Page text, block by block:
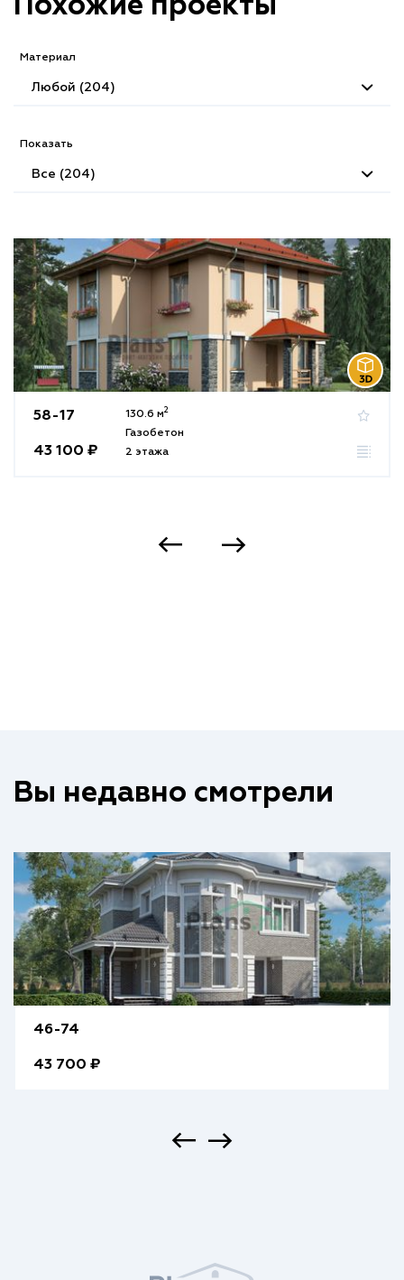
Похожие проекты
Материал
Любой (204)
Показать
Все (204)
58-17
43 100 ₽
130.6 м2
Газобетон
2 этажа
Вы недавно смотрели
46-74
43 700 ₽